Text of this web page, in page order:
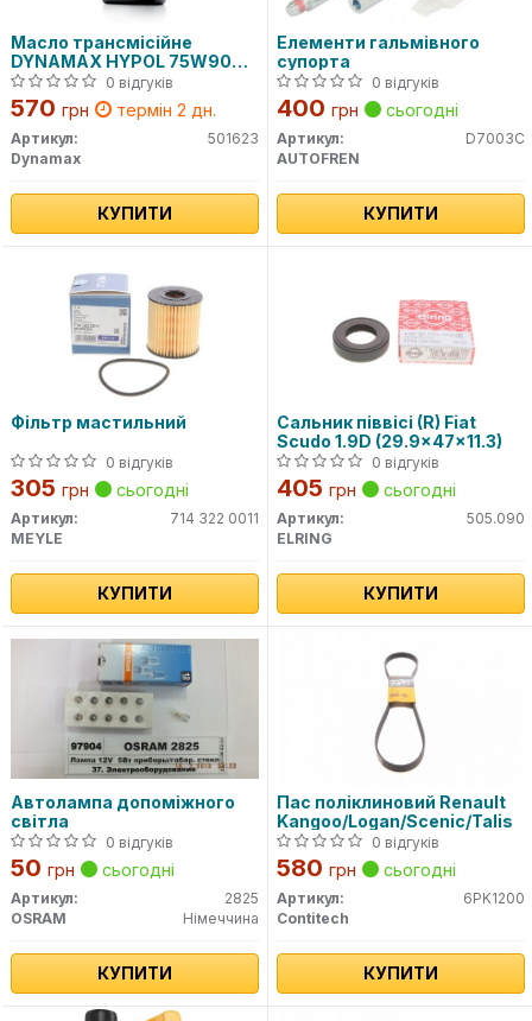
Масло трансмісійне
DYNAMAX HYPOL 75W90
GL5 (1L)
0 відгуків
570 грн термін 2 дн.
Артикул:
501623
Dynamax
КУПИТИ
Елементи гальмівного
супорта
0 відгуків
400 грн сьогодні
Артикул:
D7003C
AUTOFREN
КУПИТИ
Фільтр мастильний
0 відгуків
305 грн сьогодні
Артикул:
714 322 0011
MEYLE
КУПИТИ
Сальник піввісі (R) Fiat
Scudo 1.9D (29.9x47x11.3)
0 відгуків
405 грн сьогодні
Артикул:
505.090
ELRING
КУПИТИ
Автолампа допоміжного
світла
0 відгуків
50 грн сьогодні
Артикул:
2825
OSRAM
Німеччина
КУПИТИ
Пас поліклиновий Renault
Kangoo/Logan/Scenic/Talis
0 відгуків
580 грн сьогодні
Артикул:
6PK1200
Contitech
КУПИТИ